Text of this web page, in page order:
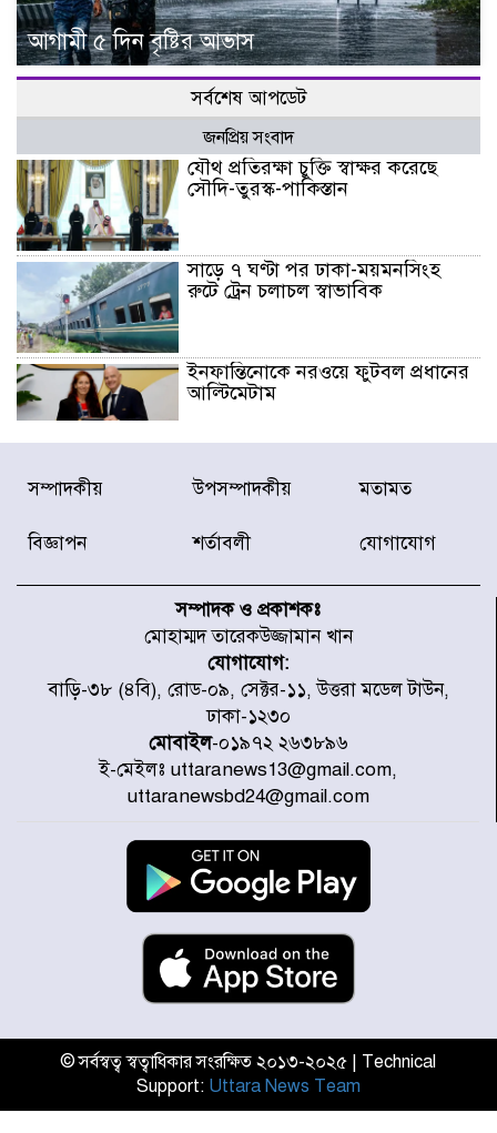
আগামী ৫ দিন বৃষ্টির আভাস
সর্বশেষ আপডেট
জনপ্রিয় সংবাদ
যৌথ প্রতিরক্ষা চুক্তি স্বাক্ষর করেছে
সৌদি-তুরস্ক-পাকিস্তান
সাড়ে ৭ ঘণ্টা পর ঢাকা-ময়মনসিংহ
রুটে ট্রেন চলাচল স্বাভাবিক
ইনফান্তিনোকে নরওয়ে ফুটবল প্রধানের
আল্টিমেটাম
দেশে ভারি বৃষ্টির সতর্কবার্তা, ১০
জেলায় বন্যার পূর্বাভাস
স্থাপনের উদ্যোগ চান মিয়া ব্যাপারীর
৭ জেলায় ঝোড়ো হাওয়াসহ বজ্রবৃষ্টির
শঙ্কা
বগুড়া ও সিলেটে সড়ক দুর্ঘটনায় নিহত
১৫
জুলাইয়ে দেশজুড়ে ৪৫৮টি সড়ক
দুর্ঘটনায় ৪১৬ জন নিহত হয়েছেন
হারিয়ে যাওয়া শিশুকে পরিবারের কাছে
ফিরিয়ে প্রশংসায় ভাসছেন খিলক্ষেত
আজ থেকে উন্মুক্ত ‘জুলাই গণঅভ্যুত্থান
স্মৃতি জাদুঘর
সম্পাদকীয় উপসম্পাদকীয় মতামত
বিজ্ঞাপন শর্তাবলী যোগাযোগ
সম্পাদক ও প্রকাশকঃ
মোহাম্মদ তারেকউজ্জামান খান
যোগাযোগ:
বাড়ি-৩৮ (৪বি), রোড-০৯, সেক্টর-১১, উত্তরা মডেল টাউন,
ঢাকা-১২৩০
মোবাইল-০১৯৭২ ২৬৩৮৯৬
ই-মেইলঃ uttaranews13@gmail.com,
uttaranewsbd24@gmail.com
© সর্বস্বত্ব স্বত্বাধিকার সংরক্ষিত ২০১৩-২০২৫ | Technical
Support: Uttara News Team